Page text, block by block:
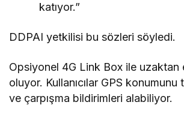
katıyor.”
DDPAI yetkilisi bu sözleri söyledi.
Opsiyonel 4G Link Box ile uzaktan
oluyor. Kullanıcılar GPS
ve çarpışma bildirimleri alabiliyor.